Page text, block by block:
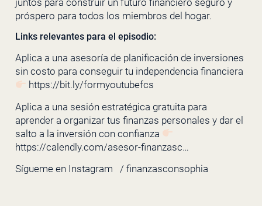
próspero para todos los miembros del hogar.
Links relevantes para el episodio:
Aplica a una asesoría de planificación de inversiones
sin costo para conseguir tu independencia financiera
https://bit.ly/formyoutubefcs
Aplica a una sesión estratégica gratuita para
aprender a organizar tus finanzas personales y dar el
salto a la inversión con confianza
https://calendly.com/asesor-finanzasc…
Sígueme en Instagram
/ finanzasconsophia